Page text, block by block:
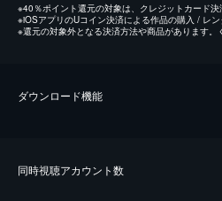
※40％ポイント還元の対象は、クレジットカード決
※iOSアプリのUコイン決済による作品の購入 / レン
※還元の対象外となる決済方法や商品があります。
ダウンロード機能
同時視聴アカウント数